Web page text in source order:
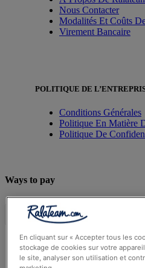
Nous Contacter
Modalités Et Coûts
Virement Bancaire
POLITIQUE DE
Conditions Générales
Politique En Matière
Politique De
Ways to pay
© Ralateam2026|
En cliquant sur « Accepter tous les
stockage de cookies sur votre
le site, analyser son utilisation et